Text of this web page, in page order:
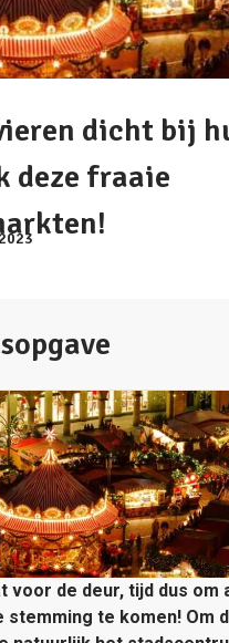
dicht bij
deze fraaie
voor de deur, tijd dus om
stemming te komen! Om